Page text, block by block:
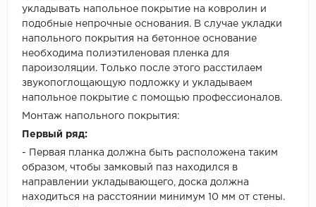
укладывать напольное покрытие на ковролин и
подобные непрочные основания. В случае укладки
напольного покрытия на бетонное основание
необходима полиэтиленовая пленка для
пароизоляции. Только после этого расстилаем
звукопоглощающую подложку и укладываем
напольное покрытие с помощью профессионалов.
Монтаж напольного покрытия:
Первый ряд:
- Первая планка должна быть расположена таким
образом, чтобы замковый паз находился в
направлении укладывающего, доска должна
находиться на расстоянии минимум 10 мм от стены.